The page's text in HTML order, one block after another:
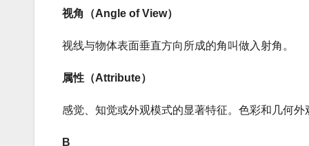
视角（Angle of View）
视线与物体表面垂直方向所成的角叫做入射角。
属性（Attribute）
感觉、知觉或外观模式的显著特征。色彩和几何外
B